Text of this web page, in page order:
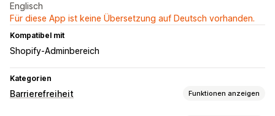
Englisch
Für diese App ist keine Übersetzung auf Deutsch vorhanden.
Kompatibel mit
Shopify-Adminbereich
Kategorien
Barrierefreiheit Funktionen anzeigen